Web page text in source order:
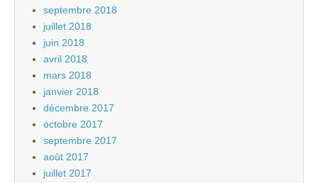
septembre 2018
juillet 2018
juin 2018
avril 2018
mars 2018
janvier 2018
décembre 2017
octobre 2017
septembre 2017
août 2017
juillet 2017